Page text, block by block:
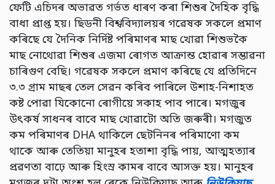
ফেটি এচিদৰ অভাৱত গৰ্ভত ধাৰণ কৰা শিশুৰ দৈহিক বৃদ্ধি
বাধা প্রাপ্ত হয়। ছিডনী বিশ্ববিদ্যালয়ৰ গৱেষক সকলে প্ৰমাণ
কৰিছে যে দৈনিক নিৰ্দিষ্ট পৰিমাণৰ মাছ খোৱা শিশুভকৈ
মাছ নোথোৱা শিশুৰ এজমা ৰোগত আক্ৰান্ত হোৱাৰ সম্ভাৱনা
চাৰিগুণ বেছি। গৱেষক সকলে প্ৰমাণ কৰিছে যে প্ৰতিদিনে
৩.৩ গ্রাম মাছৰ তেল সেৱন কৰিব পাৰিলে উশাহ-নিশাহত
কষ্ট পোৱা যিকোনো ৰোগীয়ে সকাহ পাব পাৰে। মগজুৰ
উৎকৰ্ষ সাধনৰ বাবে মাছ খোৱাটো অতি জৰুৰী। মগজুত
কম পৰিমাণৰ DHA থাকিলে ছেটনিনৰ পৰিমাণো কম
থাকে আৰু তেতিয়া মানুহৰ হতাশা বৃদ্ধি পায়, আত্মহত্যাৰ
প্ৰৱণতা বাঢ়ে আৰু হিংস্ৰ কামৰ বাবে আসক্ত হয়। মানুহৰ